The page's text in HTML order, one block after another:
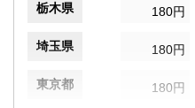
栃木県 180円
埼玉県 180円
東京都 180円